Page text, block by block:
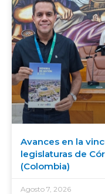
Avances en la
legislaturas de
(Colombia)
Agosto 7, 2026